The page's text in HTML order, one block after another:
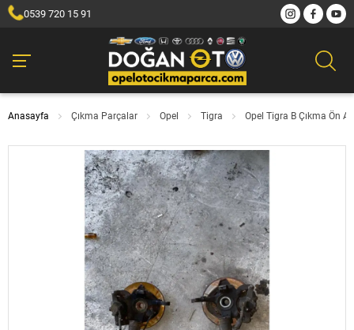
0539 720 15 91
Anasayfa Çıkma Parçalar Opel Tigra Opel Tigra B Çıkma Ön